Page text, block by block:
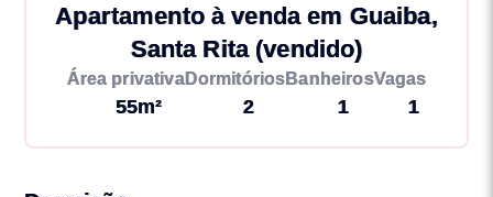
Apartamento à venda em Guaiba,
Santa Rita (vendido)
Área privativa
55m²
Dormitórios
2
Banheiros
1
Vagas
1